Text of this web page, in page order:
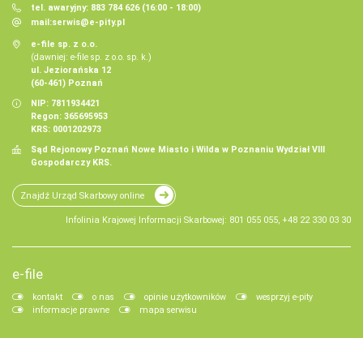
tel. awaryjny: 883 784 626 (16:00 - 18:00)
mail:serwis@e-pity.pl
e-file sp. z o.o.
(dawniej: e-file sp. z o.o. sp. k.)
ul. Jeziorańska 12
(60-461) Poznań
NIP: 7811934421
Regon: 365695953
KRS: 0001202973
Sąd Rejonowy Poznań Nowe Miasto i Wilda w Poznaniu Wydział VIII
Gospodarczy KRS.
Znajdź Urząd Skarbowy online
Infolinia Krajowej Informacji Skarbowej: 801 055 055, +48 22 330 03 30
e-file
kontakt o nas opinie użytkowników
wesprzyj e-pity
informacje prawne
mapa serwisu